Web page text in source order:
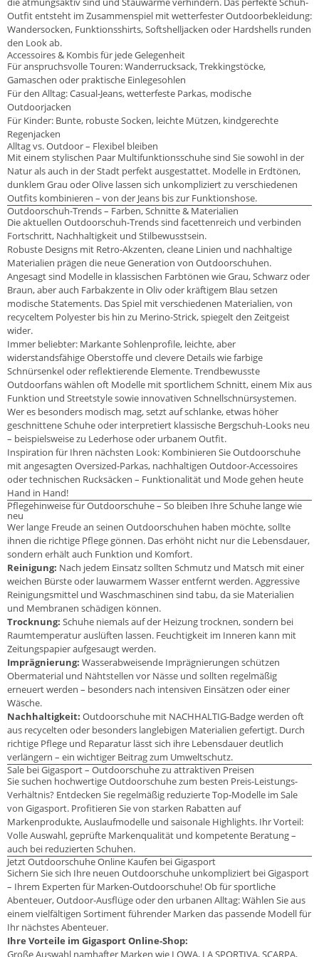
Outfit entsteht im Zusammenspiel mit wetterfester Outdoorbekleidung:
Wandersocken, Funktionsshirts, Softshelljacken oder Hardshells runden
den Look ab.
Accessoires & Kombis für jede Gelegenheit
Für anspruchsvolle Touren: Wanderrucksack, Trekkingstöcke,
Gamaschen oder praktische Einlegesohlen
Für den Alltag: Casual-Jeans, wetterfeste Parkas, modische
Outdoorjacken
Für Kinder: Bunte, robuste Socken, leichte Mützen, kindgerechte
Regenjacken
Alltag vs. Outdoor – Flexibel bleiben
Mit einem stylischen Paar Multifunktionsschuhe sind Sie sowohl in der
Natur als auch in der Stadt perfekt ausgestattet. Modelle in Erdtönen,
dunklem Grau oder Olive lassen sich unkompliziert zu verschiedenen
Outfits kombinieren – von der Jeans bis zur Funktionshose.
Outdoorschuh-Trends – Farben, Schnitte & Materialien
Die aktuellen Outdoorschuh-Trends sind facettenreich und verbinden
Fortschritt, Nachhaltigkeit und Stilbewusstsein.
Robuste Designs mit Retro-Akzenten, cleane Linien und nachhaltige
Materialien prägen die neue Generation von Outdoorschuhen.
Angesagt sind Modelle in klassischen Farbtönen wie Grau, Schwarz oder
Braun, aber auch Farbakzente in Oliv oder kräftigem Blau setzen
modische Statements. Das Spiel mit verschiedenen Materialien, von
recyceltem Polyester bis hin zu Merino-Strick, spiegelt den Zeitgeist
wider.
Immer beliebter: Markante Sohlenprofile, leichte, aber
widerstandsfähige Oberstoffe und clevere Details wie farbige
Schnürsenkel oder reflektierende Elemente. Trendbewusste
Outdoorfans wählen oft Modelle mit sportlichem Schnitt, einem Mix aus
Funktion und Streetstyle sowie innovativen Schnellschnürsystemen.
Wer es besonders modisch mag, setzt auf schlanke, etwas höher
geschnittene Schuhe oder interpretiert klassische Bergschuh-Looks neu
– beispielsweise zu Lederhose oder urbanem Outfit.
Inspiration für Ihren nächsten Look: Kombinieren Sie Outdoorschuhe
mit angesagten Oversized-Parkas, nachhaltigen Outdoor-Accessoires
oder technischen Rucksäcken – Funktionalität und Mode gehen heute
Hand in Hand!
Pflegehinweise für Outdoorschuhe – So bleiben Ihre Schuhe lange wie
neu
Wer lange Freude an seinen Outdoorschuhen haben möchte, sollte
ihnen die richtige Pflege gönnen. Das erhöht nicht nur die Lebensdauer,
sondern erhält auch Funktion und Komfort.
Reinigung: Nach jedem Einsatz sollten Schmutz und Matsch mit einer
weichen Bürste oder lauwarmem Wasser entfernt werden. Aggressive
Reinigungsmittel und Waschmaschinen sind tabu, da sie Materialien
und Membranen schädigen können.
Trocknung: Schuhe niemals auf der Heizung trocknen, sondern bei
Raumtemperatur auslüften lassen. Feuchtigkeit im Inneren kann mit
Zeitungspapier aufgesaugt werden.
Imprägnierung: Wasserabweisende Imprägnierungen schützen
Obermaterial und Nähtstellen vor Nässe und sollten regelmäßig
erneuert werden – besonders nach intensiven Einsätzen oder einer
Wäsche.
Nachhaltigkeit: Outdoorschuhe mit NACHHALTIG-Badge werden oft
aus recycelten oder besonders langlebigen Materialien gefertigt. Durch
richtige Pflege und Reparatur lässt sich ihre Lebensdauer deutlich
verlängern – ein wichtiger Beitrag zum Umweltschutz.
Sale bei Gigasport – Outdoorschuhe zu attraktiven Preisen
Sie suchen hochwertige Outdoorschuhe zum besten Preis-Leistungs-
Verhältnis? Entdecken Sie regelmäßig reduzierte Top-Modelle im Sale
von Gigasport. Profitieren Sie von starken Rabatten auf
Markenprodukte, Auslaufmodelle und saisonale Highlights. Ihr Vorteil:
Volle Auswahl, geprüfte Markenqualität und kompetente Beratung –
auch bei reduzierten Schuhen.
Jetzt Outdoorschuhe Online Kaufen bei Gigasport
Sichern Sie sich Ihre neuen Outdoorschuhe unkompliziert bei Gigasport
– Ihrem Experten für Marken-Outdoorschuhe! Ob für sportliche
Abenteuer, Outdoor-Ausflüge oder den urbanen Alltag: Wählen Sie aus
einem vielfältigen Sortiment führender Marken das passende Modell für
Ihr nächstes Abenteuer.
Ihre Vorteile im Gigasport Online-Shop:
Große Auswahl namhafter Marken wie LOWA, LA SPORTIVA, SCARPA,